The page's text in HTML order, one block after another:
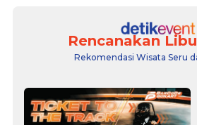
Rencanakan
Rekomendasi Wisata Seru